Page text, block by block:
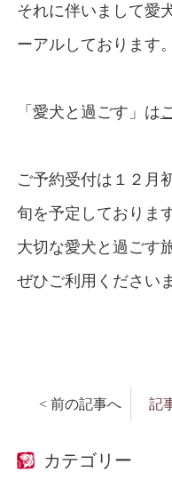
それに伴いまして愛
ーアルしております。
「愛犬と過ごす」は
ご予約受付は１２月
旬を予定しております
大切な愛犬と過ごす
ぜひご利用ください
< 前の記事へ 記
カテゴリー